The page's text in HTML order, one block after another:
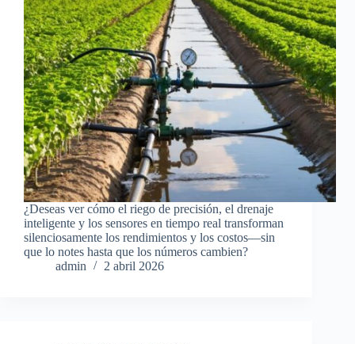
¿Deseas ver cómo el riego de precisión, el drenaje
inteligente y los sensores en tiempo real transforman
silenciosamente los rendimientos y los costos—sin
que lo notes hasta que los números cambien?
admin
2 abril 2026